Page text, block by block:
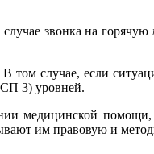
звонка на
В том случае, если
3) уровней.
медицинской
им правовую и